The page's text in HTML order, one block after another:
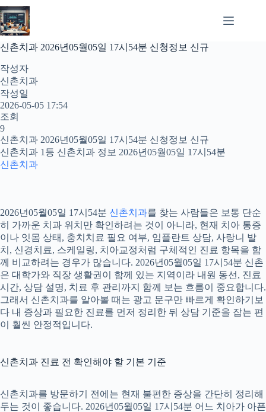
본
문
으
로
건
너
뛰
기
신촌치과 2026년05월05일 17시54분 신청정보 신규
작성자
신촌치과
작성일
2026-05-05 17:54
조회
9
신촌치과 2026년05월05일 17시54분 신청정보 신규
신촌치과 1등 신촌치과 정보 2026년05월05일 17시54분
신촌치과
2026년05월05일 17시54분 신촌치과를 찾는 사람들은 보통 단순
히 가까운 치과 위치만 확인하려는 것이 아니라, 현재 치아 통증
이나 잇몸 상태, 충치치료 필요 여부, 임플란트 상담, 사랑니 발
치, 신경치료, 스케일링, 치아교정처럼 구체적인 진료 항목을 함
께 비교하려는 경우가 많습니다. 2026년05월05일 17시54분 신촌
은 대학가와 직장 생활권이 함께 있는 지역이라 내원 동선, 진료
시간, 상담 설명, 치료 후 관리까지 함께 보는 흐름이 중요합니다.
그래서 신촌치과를 알아볼 때는 광고 문구만 빠르게 확인하기보
다 내 증상과 필요한 진료를 먼저 정리한 뒤 상담 기준을 잡는 편
이 훨씬 안정적입니다.
신촌치과 진료 전 확인해야 할 기본 기준
신촌치과를 방문하기 전에는 현재 불편한 증상을 간단히 정리해
두는 것이 좋습니다. 2026년05월05일 17시54분 어느 치아가 아픈